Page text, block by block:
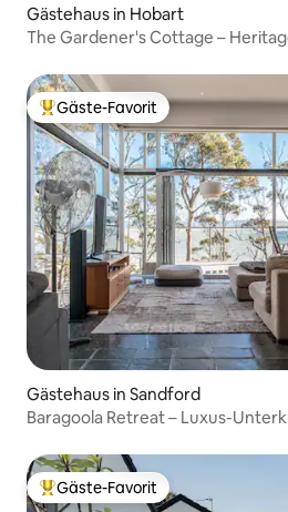
Gästehaus in Hobart
The Gardener's Cottage –
Beliebter Gäste-Favorit.
Gäste-Favorit
Gästehaus in Sandford
Baragoola Retreat – Luxus-
Beliebter Gäste-Favorit.
Gäste-Favorit